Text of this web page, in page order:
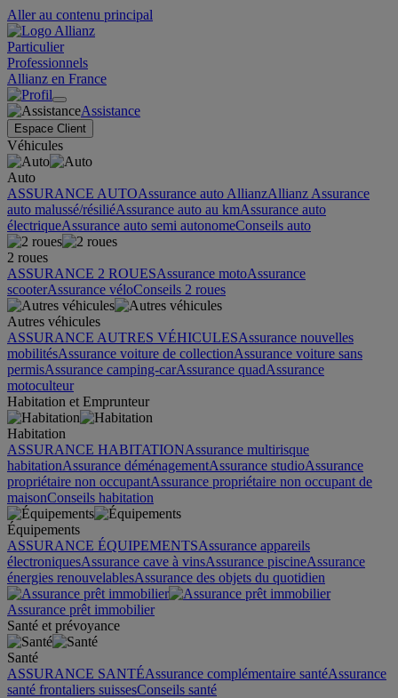
Aller au contenu principal
Particulier
Professionnels
Allianz en France
Assistance
Espace Client
Véhicules
Auto
ASSURANCE AUTOAssurance auto AllianzAllianz Assurance
auto malussé/résiliéAssurance auto au kmAssurance auto
électriqueAssurance auto semi autonomeConseils auto
2 roues
ASSURANCE 2 ROUESAssurance motoAssurance
scooterAssurance véloConseils 2 roues
Autres véhicules
ASSURANCE AUTRES VÉHICULESAssurance nouvelles
mobilitésAssurance voiture de collectionAssurance voiture sans
permisAssurance camping-carAssurance quadAssurance
motoculteur
Habitation et Emprunteur
Habitation
ASSURANCE HABITATIONAssurance multirisque
habitationAssurance déménagementAssurance studioAssurance
propriétaire non occupantAssurance propriétaire non occupant de
maisonConseils habitation
Équipements
ASSURANCE ÉQUIPEMENTSAssurance appareils
électroniquesAssurance cave à vinsAssurance piscineAssurance
énergies renouvelablesAssurance des objets du quotidien
Assurance prêt immobilier
Santé et prévoyance
Santé
ASSURANCE SANTÉAssurance complémentaire santéAssurance
santé frontaliers suissesConseils santé